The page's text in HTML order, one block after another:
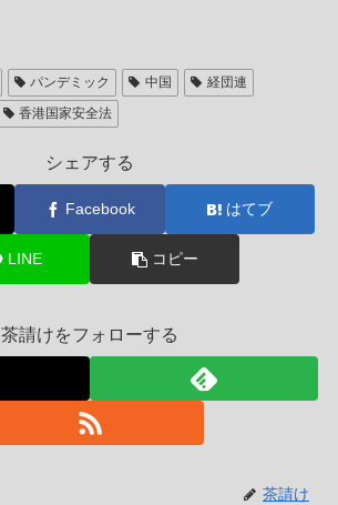
パンデミック 中国
経団連
香港国家安全法
シェアする
Facebook はてブ
LINE コピー
茶請けをフォローする
茶請け